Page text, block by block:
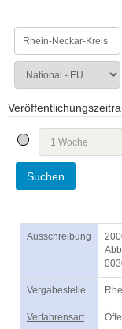
Ausschreibung
Vergabestelle
Verfahrensart